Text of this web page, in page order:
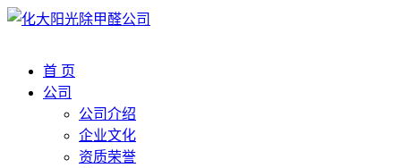
首 页
公司
公司介绍
企业文化
资质荣誉